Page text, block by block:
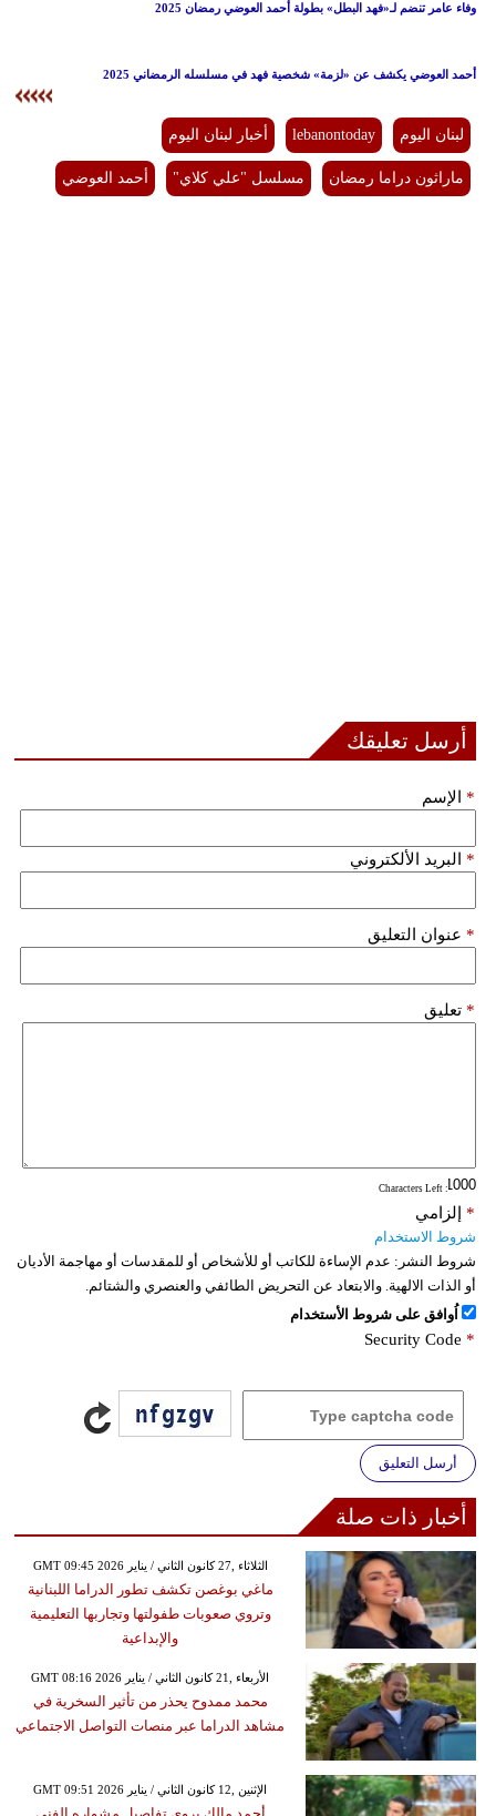
وفاء عامر تنضم لـ«فهد البطل» بطولة أحمد العوضي رمضان 2025
أحمد العوضي يكشف عن «لزمة» شخصية فهد في مسلسله الرمضاني 2025
لبنان اليوم lebanontoday أخبار لبنان اليوم
ماراثون دراما رمضان مسلسل "علي كلاي" أحمد العوضي
أرسل تعليقك
الإسم *
البريد الألكتروني *
عنوان التعليق *
تعليق *
: Characters Left
إلزامي *
شروط الاستخدام
شروط النشر: عدم الإساءة للكاتب أو للأشخاص أو للمقدسات أو مهاجمة الأديان
أو الذات الالهية. والابتعاد عن التحريض الطائفي والعنصري والشتائم.
اُوافق على شروط الأستخدام
Security Code *
أرسل التعليق
أخبار ذات صلة
GMT 09:45 2026 الثلاثاء ,27 كانون الثاني / يناير
ماغي بوغصن تكشف تطور الدراما اللبنانية
وتروي صعوبات طفولتها وتجاربها التعليمية
والإبداعية
GMT 08:16 2026 الأربعاء ,21 كانون الثاني / يناير
محمد ممدوح يحذر من تأثير السخرية في
مشاهد الدراما عبر منصات التواصل الاجتماعي
GMT 09:51 2026 الإثنين ,12 كانون الثاني / يناير